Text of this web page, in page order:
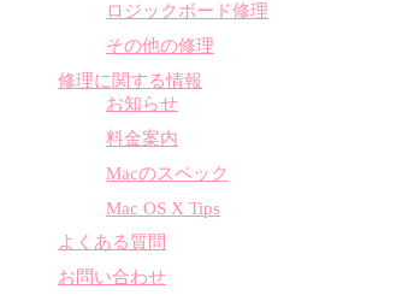
ロジックボード修理
その他の修理
修理に関する情報
お知らせ
料金案内
Macのスペック
Mac OS X Tips
よくある質問
お問い合わせ